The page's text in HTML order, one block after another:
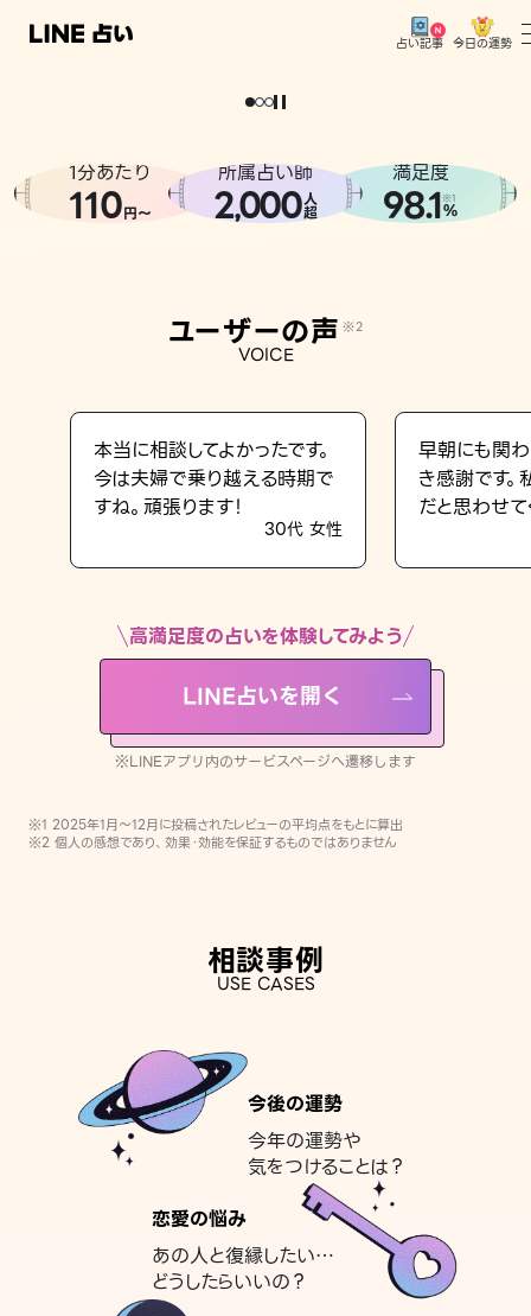
占い記事 今日の運勢
相談事例
LINE占いを開く
※LINEアプリ内のサービスページへ遷移します
どうせなら
。
1分あたり
110円〜
所属占い師
2,000人
超
満足度
98.1※1
%
ユーザーの声 ※2
VOICE
本当に相談してよかったです。
今は夫婦で乗り越える時期で
すね。頑張ります！
30代 女性
早朝にも関
き感謝です
だと思わせて
高満足度の占いを体験してみよう
LINE占いを開く
※LINEアプリ内のサービスページへ遷移します
※1 2025年1月〜12月に投稿されたレビューの平均点をもとに算出
※2 個人の感想であり、効果・効能を保証するものではありません
相談事例
USE CASES
今後の運勢
今年の運勢や
気をつけることは？
恋愛の悩み
あの人と復縁したい…
どうしたらいいの？